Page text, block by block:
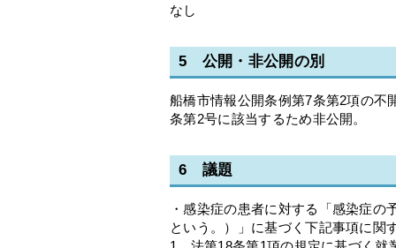
なし
5 公開・非公開の別
船橋市情報公開条例第7条第2項の不
条第2号に該当するため非公開。
6 議題
・感染症の患者に対する「感染症
という。）」に基づく下記事項に関